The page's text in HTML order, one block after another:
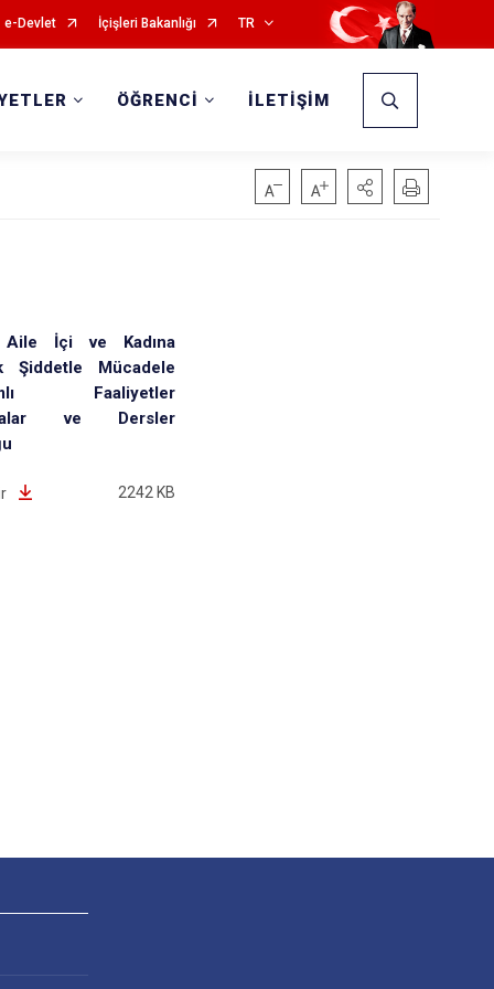
e-Devlet İçişleri Bakanlığı TR
ÖĞRENCİ İLETİŞİM
Aile İçi ve Kadına
Şiddetle Mücadele
Faaliyetler
ve Dersler
2242 KB